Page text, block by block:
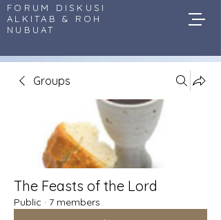
FORUM DISKUSI
ALKITAB & ROH
NUBUAT
Groups
The Feasts of the Lord
Public · 7 members